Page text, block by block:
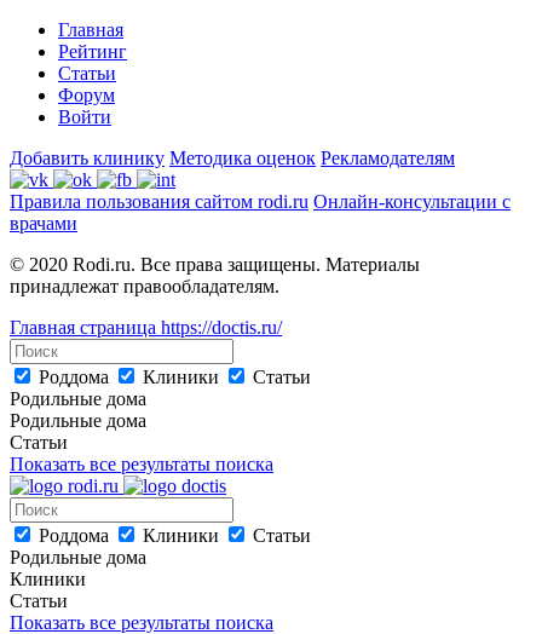
Главная
Рейтинг
Статьи
Форум
Войти
Добавить клинику Методика оценок Рекламодателям
Правила пользования сайтом rodi.ru Онлайн-консультации с
врачами
© 2020 Rodi.ru. Все права защищены. Материалы
принадлежат правообладателям.
Главная страница https://doctis.ru/
Роддома Клиники
Статьи
Родильные дома
Родильные дома
Статьи
Показать все результаты поиска
Роддома Клиники
Статьи
Родильные дома
Клиники
Статьи
Показать все результаты поиска